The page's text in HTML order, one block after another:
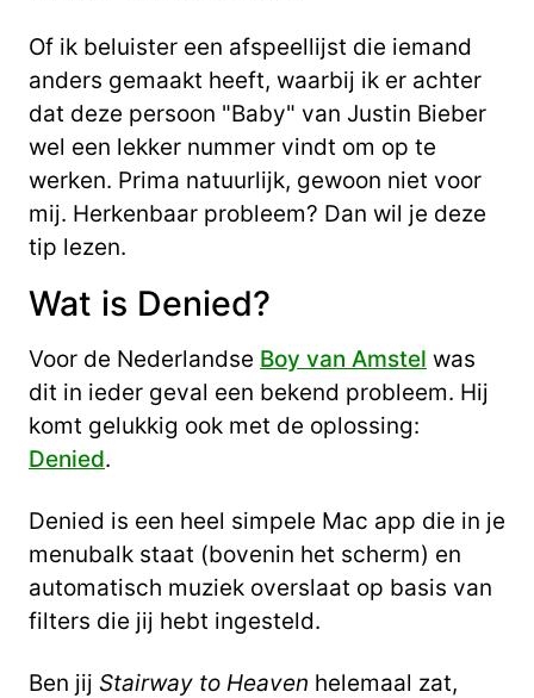
Of ik beluister een afspeellijst die iemand
anders gemaakt heeft, waarbij ik er achter
dat deze persoon "Baby" van Justin Bieber
wel een lekker nummer vindt om op te
werken. Prima natuurlijk, gewoon niet voor
mij. Herkenbaar probleem? Dan wil je deze
tip lezen.
Wat is Denied?
Voor de Nederlandse Boy van Amstel was
dit in ieder geval een bekend probleem. Hij
komt gelukkig ook met de oplossing:
Denied.
Denied is een heel simpele Mac app die in je
menubalk staat (bovenin het scherm) en
automatisch muziek overslaat op basis van
filters die jij hebt ingesteld.
Ben jij Stairway to Heaven helemaal zat,